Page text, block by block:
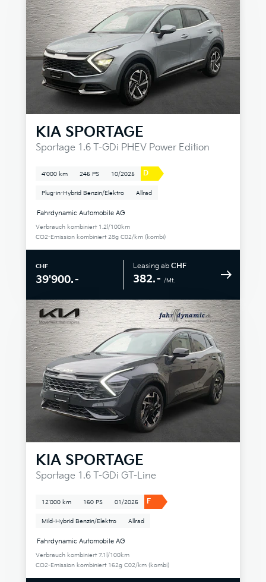
KIA SPORTAGE
Sportage 1.6 T-GDi PHEV Power Edition
4'000 km 245 PS 10/2025 D
Plug-in-Hybrid Benzin/Elektro Allrad
Fahrdynamic Automobile AG
Verbrauch kombiniert 1.2l/100km
CO2-Emission kombiniert 28g C02/km (kombi)
CHF
39'900.–
Leasing ab CHF
382.– /Mt.
KIA SPORTAGE
Sportage 1.6 T-GDi GT-Line
12'000 km 160 PS 01/2025 F
Mild-Hybrid Benzin/Elektro Allrad
Fahrdynamic Automobile AG
Verbrauch kombiniert 7.1l/100km
CO2-Emission kombiniert 162g C02/km (kombi)